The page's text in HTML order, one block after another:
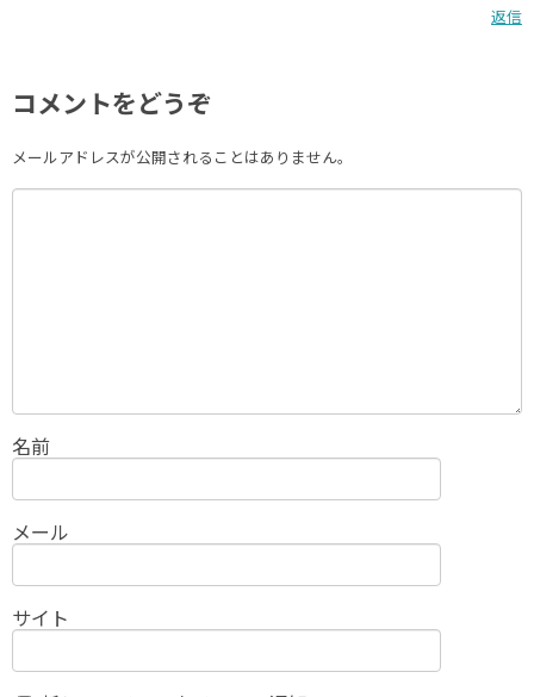
返信
コメントをどうぞ
メールアドレスが公開されることはありません。
名前
メール
サイト